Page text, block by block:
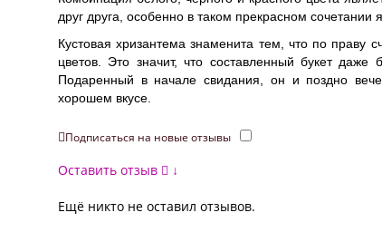
друг друга, особенно в таком прекрасном
Кустовая хризантема знаменита тем, что по праву
цветов. Это значит, что составленный букет даже
Подаренный в начале свидания, он и поздно
хорошем вкусе.
Подписаться на новые отзывы
Оставить отзыв ↓
Ещё никто не оставил отзывов.